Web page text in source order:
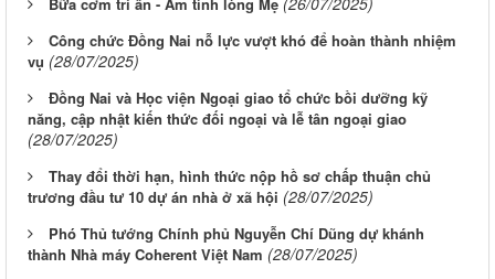
Công chức Đồng Nai nỗ lực vượt khó để hoàn thành nhiệm
vụ (28/07/2025)
Đồng Nai và Học viện Ngoại giao tổ chức bồi dưỡng kỹ
năng, cập nhật kiến thức đối ngoại và lễ tân ngoại giao
(28/07/2025)
Thay đổi thời hạn, hình thức nộp hồ sơ chấp thuận chủ
trương đầu tư 10 dự án nhà ở xã hội (28/07/2025)
Phó Thủ tướng Chính phủ Nguyễn Chí Dũng dự khánh
thành Nhà máy Coherent Việt Nam (28/07/2025)